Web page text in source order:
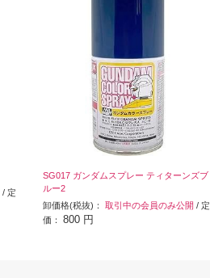
/ 定
SG017 ガンダムスプレー ティターンズブ
ルー2
卸価格(税抜)： 取引中の会員のみ公開 / 定
価： 800 円